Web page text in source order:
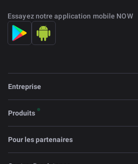
Essayez notre application mobile NOW
Entreprise
Produits
Pour les partenaires